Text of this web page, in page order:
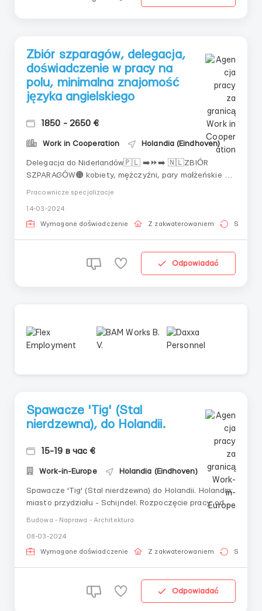
Zbiór szparagów, delegacja,
doświadczenie w pracy na
polu, minimalna znajomość
języka angielskiego
1850 - 2650 €
Work in Cooperation Holandia (Eindhoven)
Delegacja do Niderlandów🇵🇱 ➡️⏩➡️ 🇳🇱ZBIÓR
SZPARAGÓW🟠 kobiety, mężczyźni, pary małżeńskie do
doświadczenie w pracy na polu lub w szklarniach
będzie zaletą✅ chęć do pracy✅ minimalna znajomość
Pracownicze specjalizacje
14-03-2024
Wymagane doświadczenie Z zakwaterowaniem Stała
Odpowiadać
Spawacze 'Tig' (Stal
nierdzewna), do Holandii.
15-19 в час €
Work-in-Europe Holandia (Eindhoven)
Spawacze 'Tig' (Stal nierdzewna) do Holandii. Holandia:
miasto przydziału - Schijndel. Rozpoczęcie pracy: od
Budowa - Naprawa - Architektura
08-03-2024
Wymagane doświadczenie Z zakwaterowaniem Stała
Odpowiadać